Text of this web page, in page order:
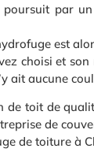
par
est
choisi et
ait aucune
toit de
de
de toiture à